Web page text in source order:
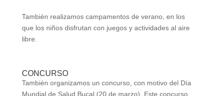
También realizamos campamentos de verano, en los
que los niños disfrutan con juegos y actividades al aire
libre.
CONCURSO
También organizamos un concurso, con motivo del Día
Mundial de Salud Bucal (20 de marzo). Este concurso,